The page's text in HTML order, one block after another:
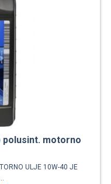
polusint. motorno
ULJE 10W-40 JE